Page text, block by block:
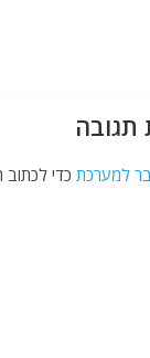
תגובה
למערכת כדי לכתוב